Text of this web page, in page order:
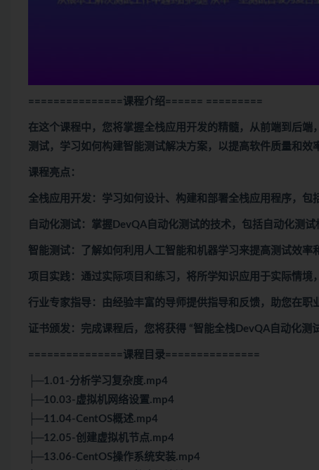
===============课程介绍 ====== =========
在这个课程中，您将掌握全栈应用开发的精髓，从前端到后
测试，学习如何构建智能测试解决方案，以提高软件质量和效
课程亮点：
全栈应用开发：学习如何设计、构建和部署全栈应用程序，包
自动化测试：掌握DevQA自动化测试的技术，包括自动化测试
智能测试：了解如何利用人工智能和机器学习来提高测试效率
项目实践：通过实际项目和练习，将所学知识应用于实际情境
行业专家指导：由经验丰富的导师提供指导和反馈，助您在职
证书颁发：完成课程后，您将获得 “智能全栈DevQA自动化测
===============课程目录===============
├─1.01-分析学习复杂度.mp4
├─10.03-虚拟机网络设置.mp4
├─11.04-CentOS概述.mp4
├─12.05-创建虚拟机节点.mp4
├─13.06-CentOS操作系统安装.mp4